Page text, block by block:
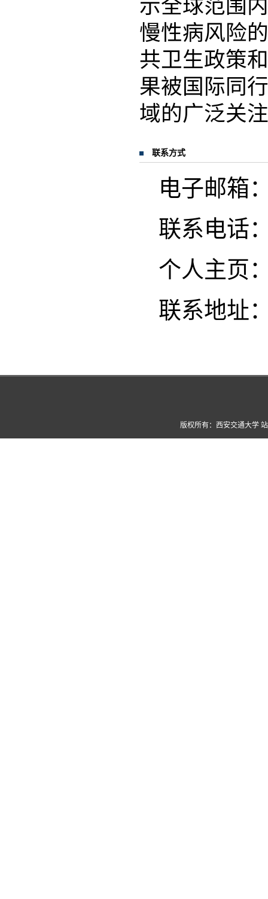
示全球范围
慢性病风险
共卫生政策
果被国际同
域的广泛关
联系方式
电子邮箱
联系电话
个人主页
联系地址
版权所有：西安交通大学